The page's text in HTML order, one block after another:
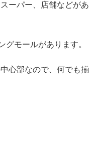
ーパー、店舗などがあ
グモールがあります。
心部なので、何でも揃